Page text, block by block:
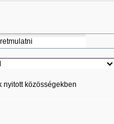
nyitott közösségekben